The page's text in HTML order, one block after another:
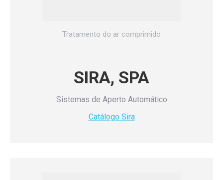
Tratamento do ar comprimido
SIRA, SPA
Sistemas de Aperto Automático
Catálogo Sira